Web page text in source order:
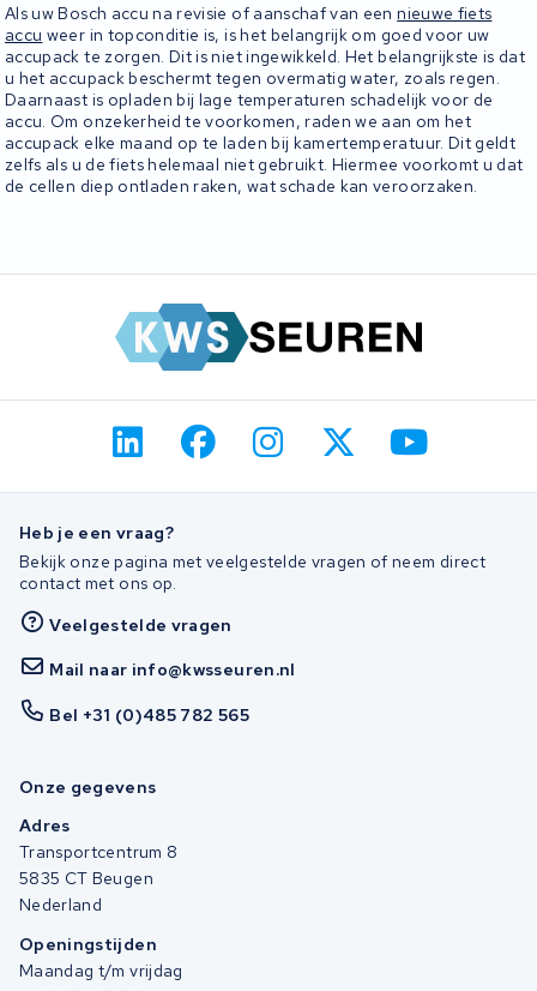
Als uw Bosch accu na revisie of aanschaf van eennieuwe fiets
accu weer in topconditie is, is het belangrijk om goed voor uw
accupack te zorgen. Dit is niet ingewikkeld. Het belangrijkste is dat
u het accupack beschermt tegen overmatig water, zoals regen.
Daarnaast is opladen bij lage temperaturen schadelijk voor de
accu. Om onzekerheid te voorkomen, raden we aan om het
accupack elke maand op te laden bij kamertemperatuur. Dit geldt
zelfs als u de fiets helemaal niet gebruikt. Hiermee voorkomt u dat
de cellen diep ontladen raken, wat schade kan veroorzaken.
Heb je een vraag?
Bekijk onze pagina met veelgestelde vragen of neem direct
contact met ons op.
Veelgestelde vragen
Mail naar info@kwsseuren.nl
Bel +31 (0)485 782 565
Onze gegevens
Adres
Transportcentrum 8
5835 CT Beugen
Nederland
Openingstijden
Maandag t/m vrijdag